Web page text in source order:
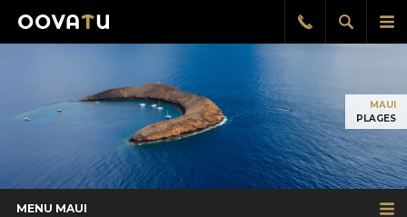
le
Afficher
la
Rappel
gratuit
MAUI
PLAGES
MENU MAUI